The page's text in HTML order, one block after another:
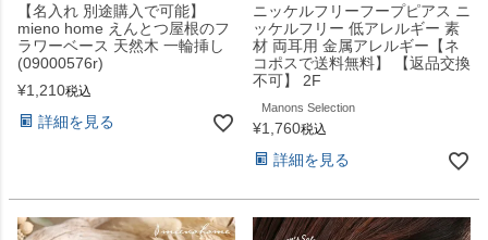
【名入れ 別途購入で可能】
mieno home えんとつ屋根のフ
ラワーベース 天然木 一輪挿し
(09000576r)
¥1,210税込
詳細を見る
ニッケルフリーフープピアス ニ
ッケルフリー 低アレルギー 素
材 両耳用 金属アレルギー【ネ
コポスで送料無料】 【返品交換
不可】 2F
Manons Selection
¥1,760税込
詳細を見る